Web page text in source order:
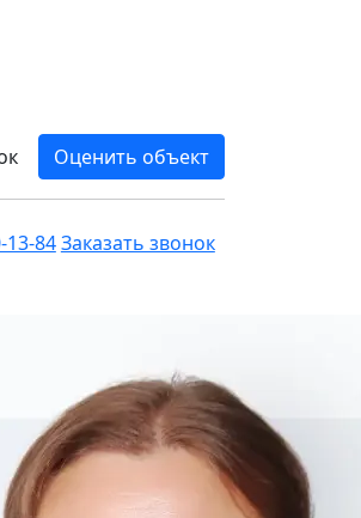
Оценить объект
13-84Заказать звонок